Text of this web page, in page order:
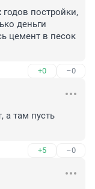
постройки,
деньги
цемент в песок
+0 –0
а там пусть
+5 –0